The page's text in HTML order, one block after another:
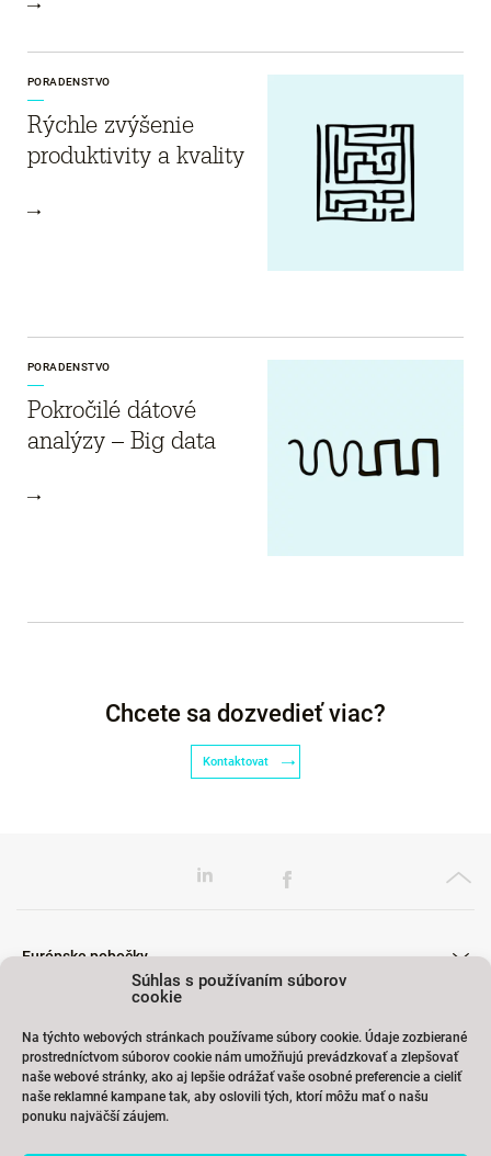
Súhlas s používaním súborov
cookie
Na týchto webových stránkach používame súbory cookie. Údaje zozbierané
prostredníctvom súborov cookie nám umožňujú prevádzkovať a zlepšovať
naše webové stránky, ako aj lepšie odrážať vaše osobné preferencie a cieliť
naše reklamné kampane tak, aby oslovili tých, ktorí môžu mať o našu
ponuku najväčší záujem.
PORADENSTVO
Rýchle zvýšenie
produktivity a kvality
PORADENSTVO
Pokročilé dátové
analýzy – Big data
Chcete sa dozvedieť viac?
Kontaktovat
Európske pobočky
Školenia